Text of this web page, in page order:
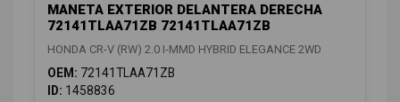
MANETA EXTERIOR DELANTERA DERECHA
72141TLAA71ZB 72141TLAA71ZB
HONDA CR-V (RW) 2.0 I-MMD HYBRID ELEGANCE 2WD
OEM: 72141TLAA71ZB
ID: 1458836